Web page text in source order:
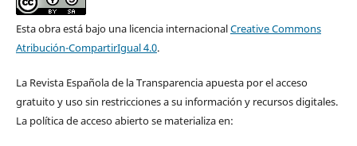
Esta obra está bajo una licencia internacionalCreative Commons
Atribución-CompartirIgual 4.0.
La Revista Española de la Transparencia apuesta por el acceso
gratuito y uso sin restricciones a su información y recursos digitales.
La política de acceso abierto se materializa en: